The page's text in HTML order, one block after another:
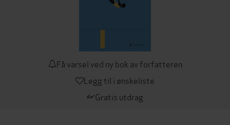
Få varsel ved ny bok av forfatteren
Legg til i ønskeliste
Gratis utdrag